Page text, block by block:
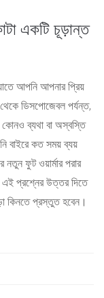
একটি চূড়ান্ত
আপনি আপনার প্রিয়
ডিসপোজেবল পর্যন্ত,
কোনও ব্যথা বা অস্বস্তি
বাইরে কত সময় ব্যয়
ফুট ওয়ার্মার পরার
প্রশ্নের উত্তর দিতে
কিনতে প্রস্তুত হবেন।